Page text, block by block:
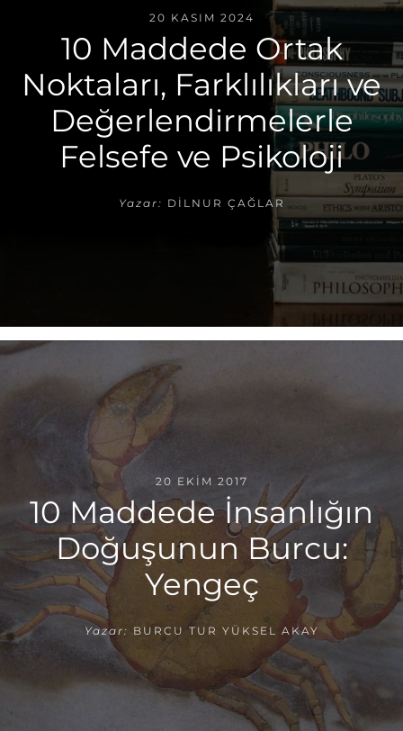
20 KASIM 2024
10 Maddede Ortak
Noktaları, Farklılıkları ve
Değerlendirmelerle
Felsefe ve Psikoloji
Yazar: DILNUR ÇAĞLAR
20 EKIM 2017
10 Maddede İnsanlığın
Doğuşunun Burcu:
Yengeç
Yazar: BURCU TUR YÜKSEL AKAY